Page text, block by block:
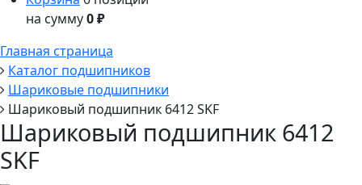
на сумму0 ₽
Главная страница
Каталог подшипников
Шариковые подшипники
Шариковый подшипник 6412 SKF
Шариковый подшипник 6412
SKF